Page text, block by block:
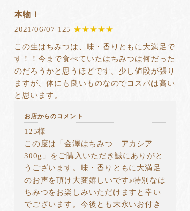
本物！
2021/06/07 125 ★★★★★
この生はちみつは、味・香りともに大満足で
す！！今まで食べていたはちみつは何だった
のだろうかと思うほどです。少し値段が張り
ますが、体にも良いものなのでコスパは高い
と思います。
お店からのコメント
125様
この度は「金澤はちみつ アカシア
300g」をご購入いただき誠にありがと
うございます。味・香りともに大満足
のお声を頂け大変嬉しいです♪特別なは
ちみつをお楽しみいただけますと幸い
でございます。今後とも末永いお付き